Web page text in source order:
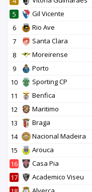
5
Gil Vicente
6
Rio Ave
7
Santa Clara
8
Moreirense
9
Porto
10
Sporting CP
11
Benfica
12
Maritimo
13
Braga
14
Nacional Madeira
15
Arouca
16
Casa Pia
17
Academico Viseu